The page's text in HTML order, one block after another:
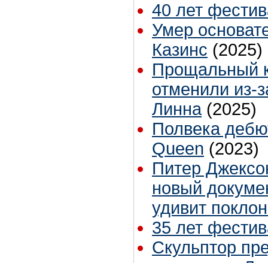
40 лет
Умер
Казинс (2025)
Прощальный
отменили
Линна (2025)
Полвека
Queen (2023)
Питер
новый
удивит
35 лет
Скульптор